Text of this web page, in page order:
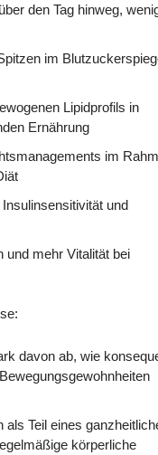
den Tag hinweg,
im
Lipidprofils in
Ernährung
im
und
und mehr Vitalität bei
davon ab, wie
Teil eines
körperliche